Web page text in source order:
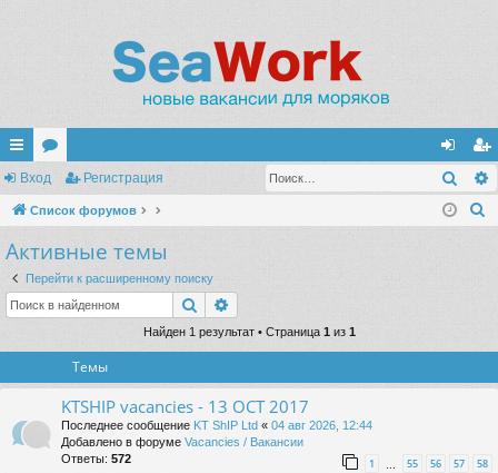
с
ы
лк
и
ор
ум
ы
хо
д
ег
ис
Вход Регистрация
Список форумов
Активные темы
Перейти к расширенному поиску
Поиск
Найден 1 результат • Страница 1 из 1
Темы
KTSHIP vacancies - 13 OCT 2017
Последнее сообщение KT ShIP Ltd « 04 авг 2026, 12:44
Добавлено в форуме Vacancies / Вакансии
Ответы: 572 1 … 55 56 57 58